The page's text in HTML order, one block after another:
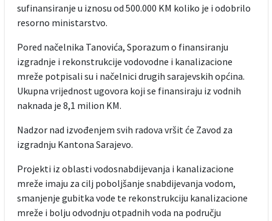
sufinansiranje u iznosu od 500.000 KM koliko je i odobrilo
resorno ministarstvo.
Pored načelnika Tanovića, Sporazum o finansiranju
izgradnje i rekonstrukcije vodovodne i kanalizacione
mreže potpisali su i načelnici drugih sarajevskih općina.
Ukupna vrijednost ugovora koji se finansiraju iz vodnih
naknada je 8,1 milion KM.
Nadzor nad izvođenjem svih radova vršit će Zavod za
izgradnju Kantona Sarajevo.
Projekti iz oblasti vodosnabdijevanja i kanalizacione
mreže imaju za cilj poboljšanje snabdijevanja vodom,
smanjenje gubitka vode te rekonstrukciju kanalizacione
mreže i bolju odvodnju otpadnih voda na području